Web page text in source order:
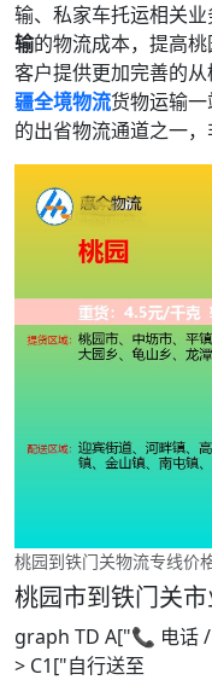
输、私家车托运相关
输的物流成本，提高
客户提供更加完善的
疆全境物流货物运输
的出省物流通道之一，
桃园到铁门关物流专线价
桃园市到铁门关
graph TD A["📞 电话
> C1["自行送至